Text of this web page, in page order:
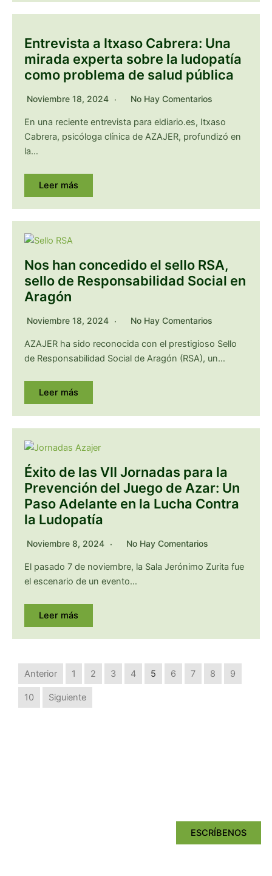
Entrevista a Itxaso Cabrera: Una
mirada experta sobre la ludopatía
como problema de salud pública
Noviembre 18, 2024 No Hay Comentarios
En una reciente entrevista para eldiario.es, Itxaso
Cabrera, psicóloga clínica de AZAJER, profundizó en
la…
Leer más
Nos han concedido el sello RSA,
sello de Responsabilidad Social en
Aragón
Noviembre 18, 2024 No Hay Comentarios
AZAJER ha sido reconocida con el prestigioso Sello
de Responsabilidad Social de Aragón (RSA), un…
Leer más
Éxito de las VII Jornadas para la
Prevención del Juego de Azar: Un
Paso Adelante en la Lucha Contra
la Ludopatía
Noviembre 8, 2024 No Hay Comentarios
El pasado 7 de noviembre, la Sala Jerónimo Zurita fue
el escenario de un evento…
Leer más
Anterior 1 2 3 4 5 6 7 8 9
10 Siguiente
ESCRÍBENOS